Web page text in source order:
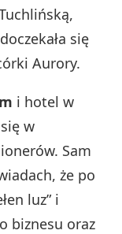
się
Aurory.
i hotel w
w
Sam
że po
luz” i
biznesu oraz